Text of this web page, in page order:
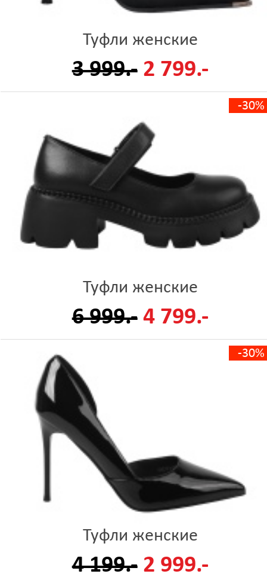
Туфли женские
3 999.- 2 799.-
-30%
Туфли женские
6 999.- 4 799.-
-30%
Туфли женские
4 199.- 2 999.-